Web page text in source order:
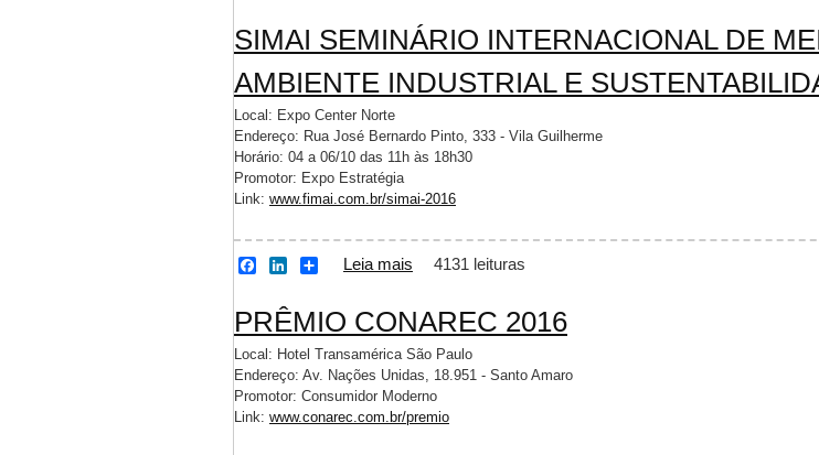
SIMAI SEMINÁRIO INTERNACIONAL DE
AMBIENTE INDUSTRIAL E
Local: Expo Center Norte
Endereço: Rua José Bernardo Pinto, 333 - Vila Guilherme
Horário: 04 a 06/10 das 11h às 18h30
Promotor: Expo Estratégia
Link: www.fimai.com.br/simai-2016
e
b
o
o
k
e
d
I
r
e
Leia mais sobre SIMAI SEMINÁRIO INTERNACIONAL DE
4131 leituras
PRÊMIO CONAREC 2016
Local: Hotel Transamérica São Paulo
Endereço: Av. Nações Unidas, 18.951 - Santo Amaro
Promotor: Consumidor Moderno
Link: www.conarec.com.br/premio